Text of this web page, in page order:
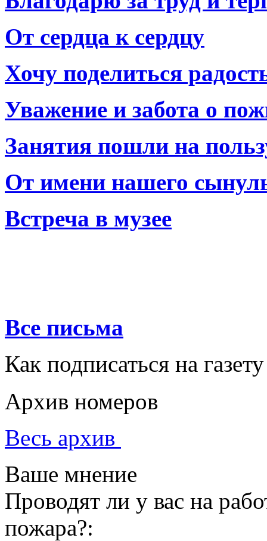
От сердца к сердцу
Хочу поделиться
Уважение и забота о
Занятия пошли на
От имени нашего
Встреча в музее
Все письма
Как подписаться на газету
Архив номеров
Весь архив
Ваше мнение
Проводят ли у вас на
пожара?: